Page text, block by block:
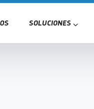
SOLUCIONES